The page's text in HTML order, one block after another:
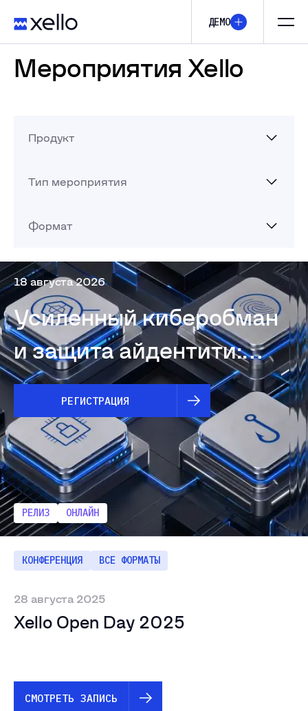
ДЕМО
Мероприятия Xello
Продукт
Тип мероприятия
Формат
Усиленный киберобман
и защита айдентити:
превентивные сценарии
в Xello Prisma 6.0
РЕГИСТРАЦИЯ
18 августа 2026
РЕЛИЗ ОНЛАЙН
КОНФЕРЕНЦИЯ ВСЕ ФОРМАТЫ
28 августа 2025
Xello Open Day 2025
СМОТРЕТЬ ЗАПИСЬ